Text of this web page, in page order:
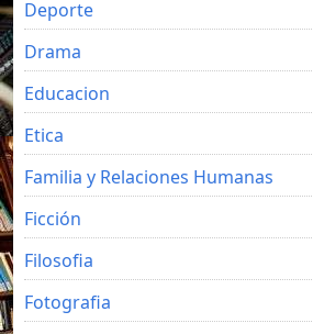
Deporte
Drama
Educacion
Etica
Familia y Relaciones Humanas
Ficción
Filosofia
Fotografia